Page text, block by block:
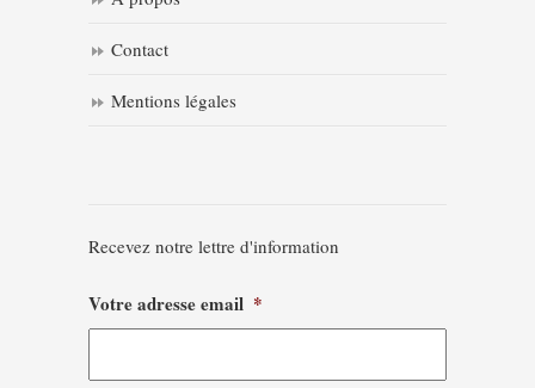
Contact
Mentions légales
Recevez notre lettre d'information
Votre adresse email *